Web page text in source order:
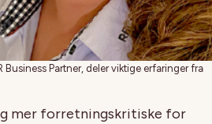
Business Partner, deler viktige erfaringer fra
mer forretningskritiske for